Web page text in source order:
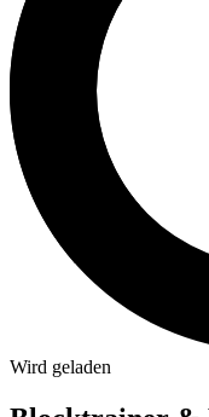
Wird geladen